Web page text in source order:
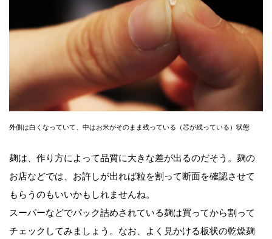
外側は白くなっていて、中はお米がそのまま残っている（芯が残っている）状態
麹は、作り方によって品質に大きな差が出るのだそう。麹の
お店などでは、お許しが出れば粒を割って断面を確認させて
もらうのもいいかもしれませんね。
スーパーなどでパック詰めされている麹は買ってから割って
チェックしてみましょう。なお、よく見かける板状の乾燥麹